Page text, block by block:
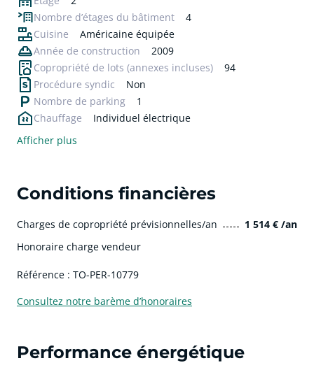
Nombre d’étages du bâtiment
4
Cuisine
Américaine équipée
Année de construction
2009
Copropriété de lots (annexes incluses)
94
Procédure syndic
Non
Nombre de parking
1
Chauffage
Individuel électrique
Afficher plus
Conditions financières
Charges de copropriété prévisionnelles/an
1 514 € /an
Honoraire charge vendeur
Référence : TO-PER-10779
Consultez notre barème d’honoraires
Performance énergétique